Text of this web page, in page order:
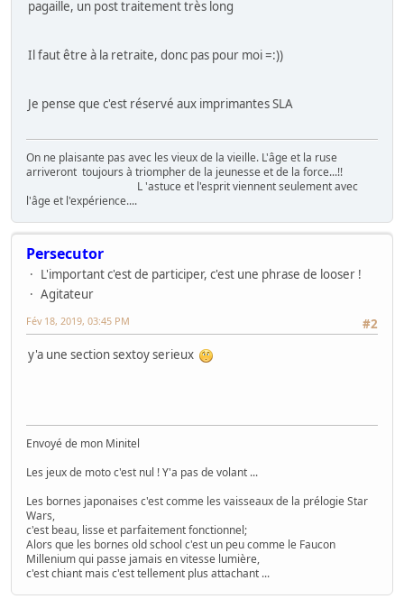
pagaille, un post traitement très long
Il faut être à la retraite, donc pas pour moi =:))
Je pense que c'est réservé aux imprimantes SLA
On ne plaisante pas avec les vieux de la vieille. L'âge et la ruse
arriveront toujours à triompher de la jeunesse et de la force...!!
L 'astuce et l'esprit viennent seulement avec
l'âge et l'expérience....
Persecutor
L'important c'est de participer, c'est une phrase de looser !
Agitateur
#2
Fév 18, 2019, 03:45 PM
y'a une section sextoy serieux
Envoyé de mon Minitel
Les jeux de moto c'est nul ! Y'a pas de volant ...
Les bornes japonaises c'est comme les vaisseaux de la prélogie Star
Wars,
c'est beau, lisse et parfaitement fonctionnel;
Alors que les bornes old school c'est un peu comme le Faucon
Millenium qui passe jamais en vitesse lumière,
c'est chiant mais c'est tellement plus attachant ...